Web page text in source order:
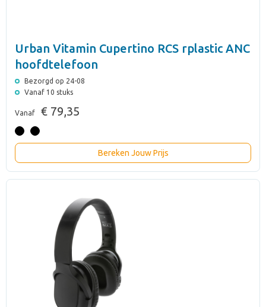
Urban Vitamin Cupertino RCS rplastic ANC
hoofdtelefoon
Bezorgd op 24-08
Vanaf 10 stuks
Vanaf € 79,35
Bereken Jouw Prijs